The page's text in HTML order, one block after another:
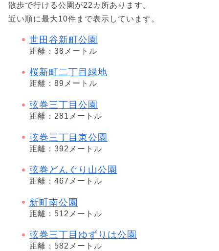
散歩で行ける公園が22カ所あります。
近い順に最大10件まで表示しています。
世田谷新町公園
距離：38メートル
桜新町二丁目緑地
距離：89メートル
弦巻三丁目公園
距離：281メートル
弦巻三丁目東公園
距離：392メートル
弦巻どんぐり山公園
距離：467メートル
新町南公園
距離：512メートル
弦巻三丁目ゆずりは公園
距離：582メートル